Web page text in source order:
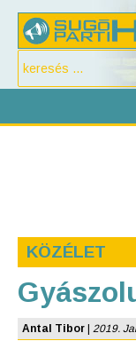
KÖZÉLET
Antal Tibor 2019.